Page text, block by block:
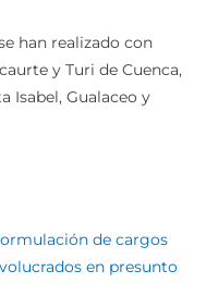
han realizado con
y Turi de Cuenca,
Isabel, Gualaceo y
de cargos
en presunto